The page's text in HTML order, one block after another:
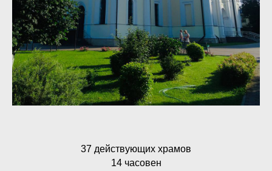
37 действующих храмов
14 часовен